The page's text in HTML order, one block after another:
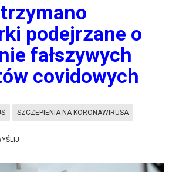
podejrzane o
fałszywych
covidowych
SZCZEPIENIA NA KORONAWIRUSA